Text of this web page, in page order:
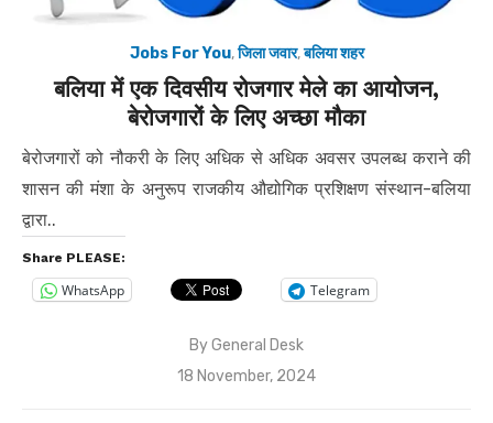
Jobs For You,जिला जवार,बलिया शहर
बलिया में एक दिवसीय रोजगार मेले का आयोजन,
बेरोजगारों के लिए अच्छा मौका
बेरोजगारों को नौकरी के लिए अधिक से अधिक अवसर उपलब्ध कराने की
शासन की मंशा के अनुरूप राजकीय औद्योगिक प्रशिक्षण संस्थान-बलिया
द्वारा..
Share PLEASE:
WhatsApp Telegram
ByGeneral Desk
Posted
18 November, 2024